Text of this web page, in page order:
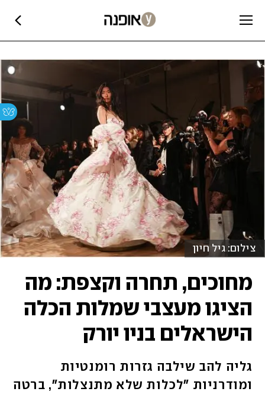
צילום: גיל חיון
מחוכים, תחרה וקצפת: מה
הציגו מעצבי שמלות הכלה
הישראלים בניו יורק
גליה להב שילבה גזרות רומנטיות
ומודרניות "לכלות שלא מתנצלות", ברטה